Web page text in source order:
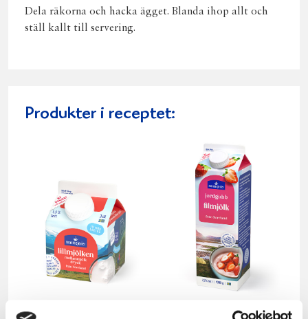
Dela räkorna och hacka ägget. Blanda ihop allt och
ställ kallt till servering.
Produkter i receptet: